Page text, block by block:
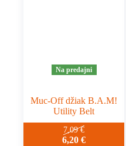
Na predajni
Muc-Off džiak B.A.M!
Utility Belt
7,09€
6,20€